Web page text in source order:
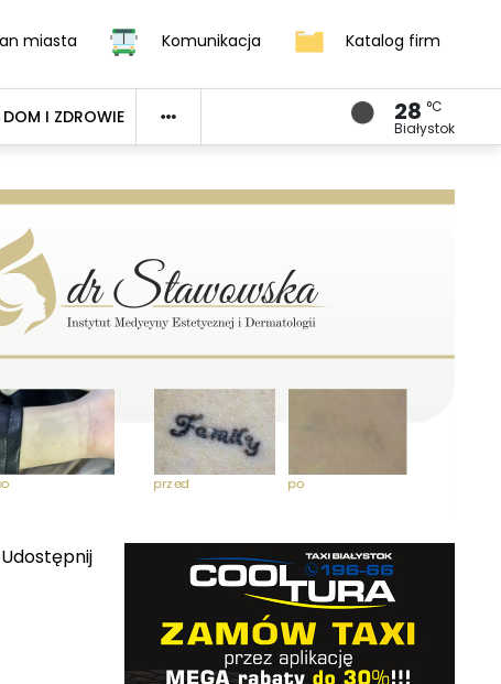
miasta Komunikacja Katalog firm
DOM I ZDROWIE 28 °C
Białystok
Udostępnij